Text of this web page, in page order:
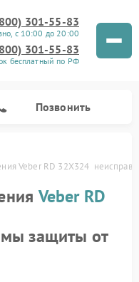
301-55-83
с 10:00 до 20:00
301-55-83
бесплатный по РФ
Позвонить
Veber RD 32X324
Veber RD
защиты от